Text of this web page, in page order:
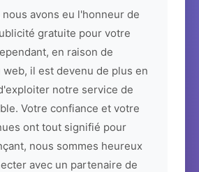
avons eu l'honneur de
gratuite pour votre
en raison de
il est devenu de plus en
notre service de
Votre confiance et votre
ont tout signifié pour
nous sommes heureux
avec un partenaire de